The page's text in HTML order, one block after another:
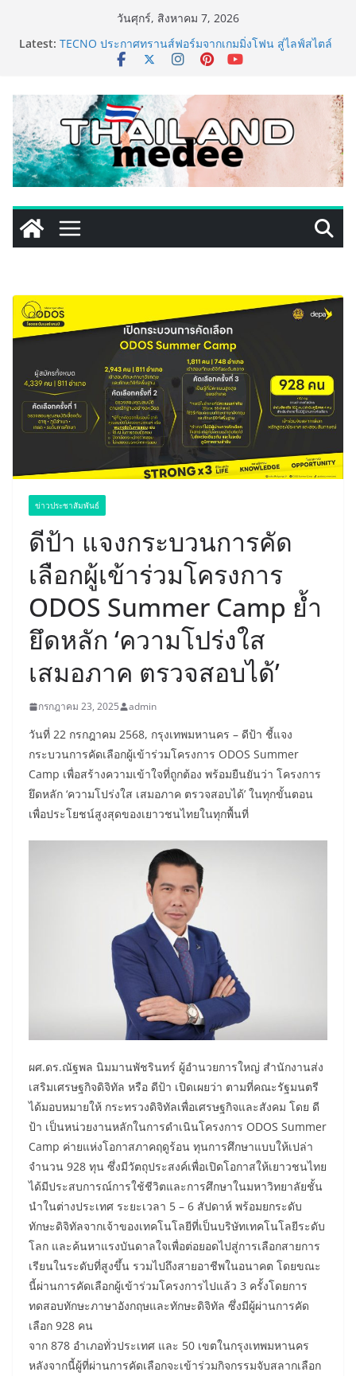
วันศุกร์, สิงหาคม 7, 2026
Latest: TECNO ประกาศทรานส์ฟอร์มจากเกมมิ่งโฟน สู่ไลฟ์สไตล์
แฟชั่นไอเท็ม เสิร์ฟใหญ่ปักหมุดแลนมาร์คใหม่กลางสถานี
ครั้งแรกของอุตสาหกรรมสีไทย นิปปอนเพนต์ผนึก 6 พันธ
มิตรโมเดิร์นเทรดชั้นนำ นำร่องเปิดตัว “NIPPON PAINT
WORRY FREE” โปรแกรมดูแลคุณภาพฟิล์มสีหลังการขาย
ยกระดับความมั่นใจลูกค้าด้วยผลิตภัณฑ์คุณภาพและ
บริการหลังการขายที่ครบวงจร
เริ่มแล้ว! อ.ต.ก.แฟร์ 4 ภาค @ภาคกลาง “มนต์เสน่ห์เกษตร
ไทย สู่ใจกลางมหานคร” ชวนชิม ช้อป สินค้าเกษตร
คุณภาพจากทั่วไทย วันนี้ – 8 สิงหาคมนี้ ณ ลานคนเมือง
ททท. ประกาศความสำเร็จ Village to the World Season
5 ผนึก 9 พันธมิตร ขับเคลื่อน ESG Tourism สืบสานพระ
ราชปณิธาน สร้างคุณค่าการท่องเที่ยวไทยอย่างยั่งยืน
ออกเฉียงใต้ เสริมแกร่งยุทธศาสตร์ระดับโลก
ข่าวประชาสัมพันธ์
ดีป้า แจงกระบวนการคัด
เลือกผู้เข้าร่วมโครงการ
ODOS Summer Camp ย้ำ
ยึดหลัก ‘ความโปร่งใส
เสมอภาค ตรวจสอบได้’
กรกฎาคม 23, 2025 admin
​วันที่ 22 กรกฎาคม 2568, กรุงเทพมหานคร – ดีป้า ชี้แจง
กระบวนการคัดเลือกผู้เข้าร่วมโครงการ ODOS Summer
Camp เพื่อสร้างความเข้าใจที่ถูกต้อง พร้อมยืนยันว่า โครงการ
ยึดหลัก ‘ความโปร่งใส เสมอภาค ตรวจสอบได้’ ในทุกขั้นตอน
เพื่อประโยชน์สูงสุดของเยาวชนไทยในทุกพื้นที่
ผศ.ดร.ณัฐพล นิมมานพัชรินทร์ ผู้อำนวยการใหญ่ สำนักงานส่ง
เสริมเศรษฐกิจดิจิทัล หรือ ดีป้า เปิดเผยว่า ตามที่คณะรัฐมนตรี
ได้มอบหมายให้ กระทรวงดิจิทัลเพื่อเศรษฐกิจและสังคม โดย ดี
ป้า เป็นหน่วยงานหลักในการดำเนินโครงการ ODOS Summer
Camp ค่ายแห่งโอกาสภาคฤดูร้อน ทุนการศึกษาแบบให้เปล่า
จำนวน 928 ทุน ซึ่งมีวัตถุประสงค์เพื่อเปิดโอกาสให้เยาวชนไทย
ได้มีประสบการณ์การใช้ชีวิตและการศึกษาในมหาวิทยาลัยชั้น
นำในต่างประเทศ ระยะเวลา 5 – 6 สัปดาห์ พร้อมยกระดับ
ทักษะดิจิทัลจากเจ้าของเทคโนโลยีที่เป็นบริษัทเทคโนโลยีระดับ
โลก และค้นหาแรงบันดาลใจเพื่อต่อยอดไปสู่การเลือกสายการ
เรียนในระดับที่สูงขึ้น รวมไปถึงสายอาชีพในอนาคต โดยขณะ
นี้ผ่านการคัดเลือกผู้เข้าร่วมโครงการไปแล้ว 3 ครั้งโดยการ
ทดสอบทักษะภาษาอังกฤษและทักษะดิจิทัล ซึ่งมีผู้ผ่านการคัด
เลือก 928 คน
จาก 878 อำเภอทั่วประเทศ และ 50 เขตในกรุงเทพมหานคร
หลังจากนี้ผู้ที่ผ่านการคัดเลือกจะเข้าร่วมกิจกรรมจับสลากเลือก